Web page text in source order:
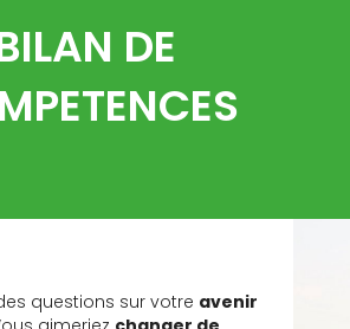
DE
questions sur votre avenir